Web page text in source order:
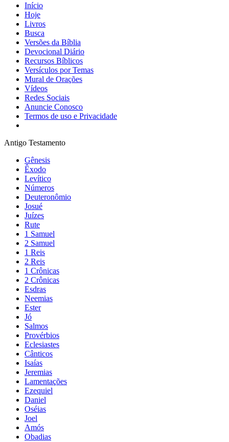
Início
Hoje
Livros
Busca
Versões da Bíblia
Devocional Diário
Recursos Bíblicos
Versículos por Temas
Mural de Orações
Vídeos
Redes Sociais
Anuncie Conosco
Termos de uso e Privacidade
Antigo Testamento
Gênesis
Êxodo
Levítico
Números
Deuteronômio
Josué
Juízes
Rute
1 Samuel
2 Samuel
1 Reis
2 Reis
1 Crônicas
2 Crônicas
Esdras
Neemias
Ester
Jó
Salmos
Provérbios
Eclesiastes
Cânticos
Isaías
Jeremias
Lamentações
Ezequiel
Daniel
Oséias
Joel
Amós
Obadias